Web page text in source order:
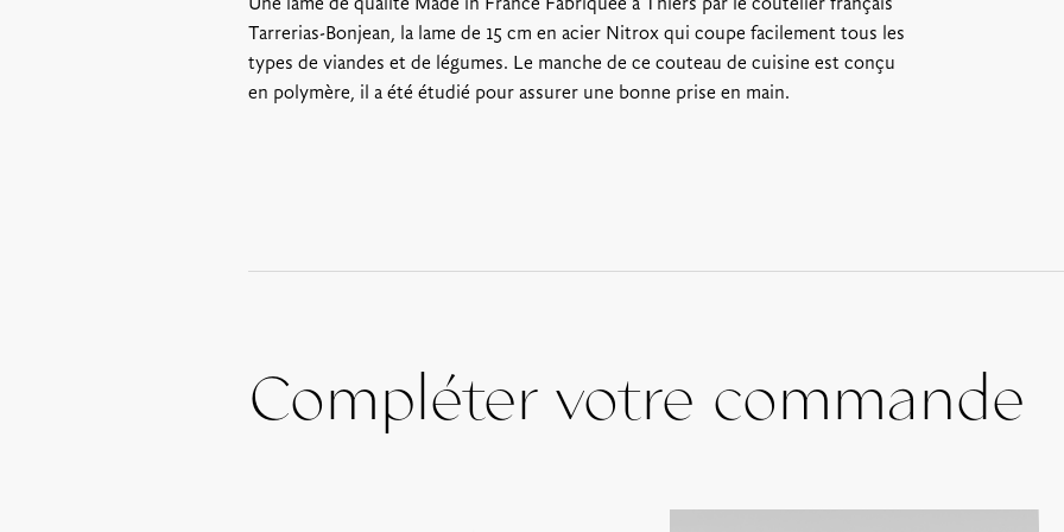
du colis, à partir de 8€
En point relais colis : Frais de
à partir de 6€
Tarrerias-Bonjean, la lame de 15 cm en acier Nitrox qui coupe facilement tous les
types de viandes et de légumes. Le manche de ce couteau de cuisine est conçu
en polymère, il a été étudié pour assurer une bonne prise en main.
Compléter votre commande